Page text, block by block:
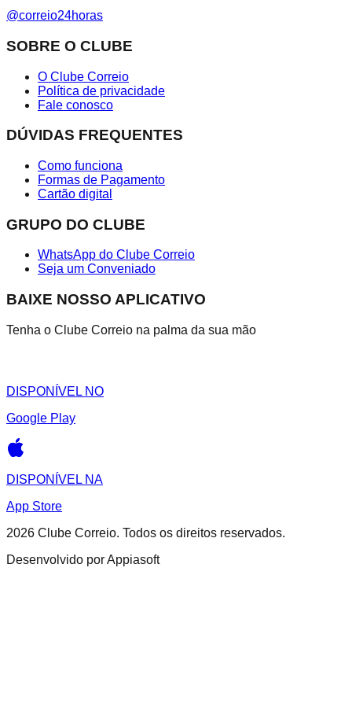
@correio24horas
SOBRE O CLUBE
O Clube Correio
Política de privacidade
Fale conosco
DÚVIDAS FREQUENTES
Como funciona
Formas de Pagamento
Cartão digital
GRUPO DO CLUBE
WhatsApp do Clube Correio
Seja um Conveniado
BAIXE NOSSO APLICATIVO
Tenha o Clube Correio na palma da sua mão
DISPONÍVEL NO
Google Play
DISPONÍVEL NA
App Store
2026 Clube Correio. Todos os direitos reservados.
Desenvolvido por Appiasoft